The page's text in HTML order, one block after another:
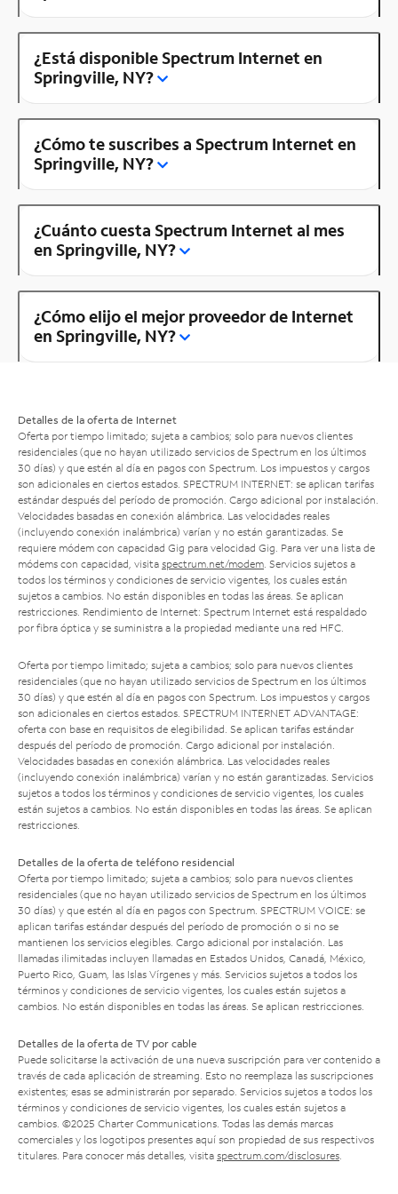
¿Está disponible Spectrum Internet en
Springville, NY?
¿Cómo te suscribes a Spectrum Internet en
Springville, NY?
¿Cuánto cuesta Spectrum Internet al mes
en Springville, NY?
¿Cómo elijo el mejor proveedor de Internet
en Springville, NY?
Detalles de la oferta de Internet
Oferta por tiempo limitado; sujeta a cambios; solo para nuevos clientes
residenciales (que no hayan utilizado servicios de Spectrum en los últimos
30 días) y que estén al día en pagos con Spectrum. Los impuestos y cargos
son adicionales en ciertos estados. SPECTRUM INTERNET: se aplican tarifas
estándar después del período de promoción. Cargo adicional por instalación.
Velocidades basadas en conexión alámbrica. Las velocidades reales
(incluyendo conexión inalámbrica) varían y no están garantizadas. Se
requiere módem con capacidad Gig para velocidad Gig. Para ver una lista de
módems con capacidad, visita spectrum.net/modem . Servicios sujetos a
todos los términos y condiciones de servicio vigentes, los cuales están
sujetos a cambios. No están disponibles en todas las áreas. Se aplican
restricciones. Rendimiento de Internet: Spectrum Internet está respaldado
por fibra óptica y se suministra a la propiedad mediante una red HFC.
Oferta por tiempo limitado; sujeta a cambios; solo para nuevos clientes
residenciales (que no hayan utilizado servicios de Spectrum en los últimos
30 días) y que estén al día en pagos con Spectrum. Los impuestos y cargos
son adicionales en ciertos estados. SPECTRUM INTERNET ADVANTAGE:
oferta con base en requisitos de elegibilidad. Se aplican tarifas estándar
después del período de promoción. Cargo adicional por instalación.
Velocidades basadas en conexión alámbrica. Las velocidades reales
(incluyendo conexión inalámbrica) varían y no están garantizadas. Servicios
sujetos a todos los términos y condiciones de servicio vigentes, los cuales
están sujetos a cambios. No están disponibles en todas las áreas. Se aplican
restricciones.
Detalles de la oferta de teléfono residencial
Oferta por tiempo limitado; sujeta a cambios; solo para nuevos clientes
residenciales (que no hayan utilizado servicios de Spectrum en los últimos
30 días) y que estén al día en pagos con Spectrum. SPECTRUM VOICE: se
aplican tarifas estándar después del período de promoción o si no se
mantienen los servicios elegibles. Cargo adicional por instalación. Las
llamadas ilimitadas incluyen llamadas en Estados Unidos, Canadá, México,
Puerto Rico, Guam, las Islas Vírgenes y más. Servicios sujetos a todos los
términos y condiciones de servicio vigentes, los cuales están sujetos a
cambios. No están disponibles en todas las áreas. Se aplican restricciones.
Detalles de la oferta de TV por cable
Puede solicitarse la activación de una nueva suscripción para ver contenido a
través de cada aplicación de streaming. Esto no reemplaza las suscripciones
existentes; esas se administrarán por separado. Servicios sujetos a todos los
términos y condiciones de servicio vigentes, los cuales están sujetos a
cambios. ©2025 Charter Communications. Todas las demás marcas
comerciales y los logotipos presentes aquí son propiedad de sus respectivos
titulares. Para conocer más detalles, visita spectrum.com/disclosures